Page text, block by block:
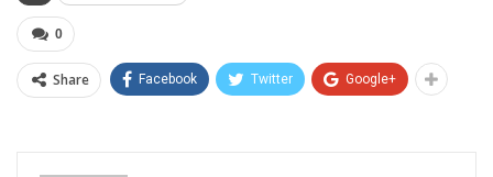
0
Share Facebook Twitter Google+